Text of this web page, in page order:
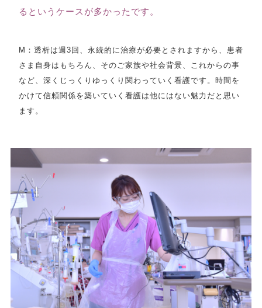
るというケースが多かったです。
M：透析は週3回、永続的に治療が必要とされますから、患者
さま自身はもちろん、そのご家族や社会背景、これからの事
など、深くじっくりゆっくり関わっていく看護です。時間を
かけて信頼関係を築いていく看護は他にはない魅力だと思い
ます。